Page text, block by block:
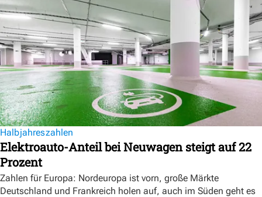
Halbjahreszahlen
Elektroauto-Anteil bei Neuwagen steigt auf 22
Prozent
Zahlen für Europa: Nordeuropa ist vorn, große Märkte
Deutschland und Frankreich holen auf, auch im Süden geht es